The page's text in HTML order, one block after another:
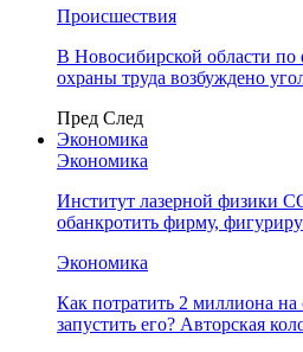
Происшествия
В Новосибирской области
охраны труда возбуждено
Пред След
Экономика
Экономика
Институт лазерной физики
обанкротить фирму,
Экономика
Как потратить 2 миллиона на
запустить его? Авторская